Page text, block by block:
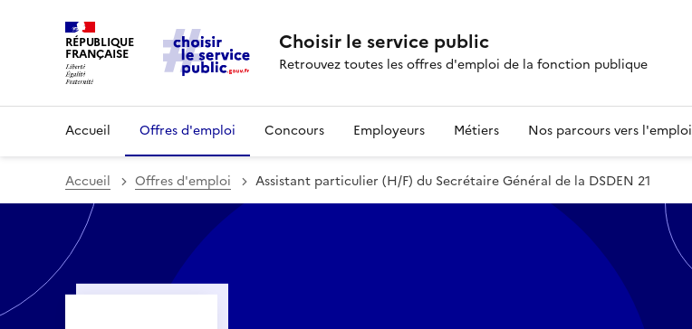
RÉPUBLIQUE
FRANÇAISE Choisir le service public
Retrouvez toutes les offres d'emploi de la fonction publique
Accueil Offres d'emploi Concours Employeurs Métiers Nos parcours vers l'emploi
Accueil Offres d'emploi Assistant particulier (H/F) du Secrétaire Général de la DSDEN 21